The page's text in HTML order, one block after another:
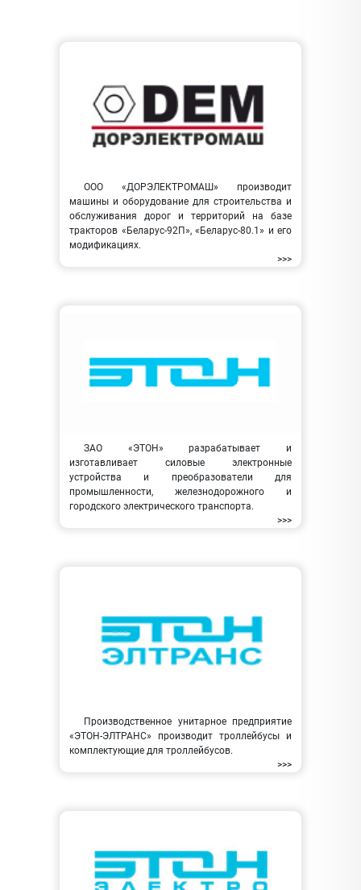
ООО «ДОРЭЛЕКТРОМАШ» производит
машины и оборудование для строительства и
обслуживания дорог и территорий на базе
тракторов «Беларус-92П», «Беларус-80.1» и его
модификациях.
>>>
ЗАО «ЭТОН» разрабатывает и
изготавливает силовые электронные
устройства и преобразователи для
промышленности, железнодорожного и
городского электрического транспорта.
>>>
Производственное унитарное предприятие
«ЭТОН-ЭЛТРАНС» производит троллейбусы и
комплектующие для троллейбусов.
>>>